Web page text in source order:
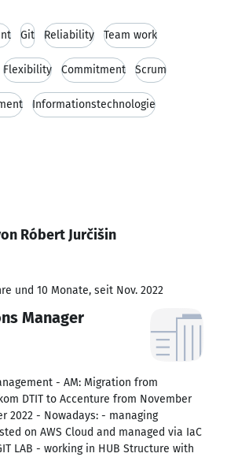
Git Reliability Team work
Flexibility Commitment Scrum
Informationstechnologie
Róbert Jurčišin
und 10 Monate, seit Nov. 2022
Manager
- AM: Migration from
DTIT to Accenture from November
2022 - Nowadays: - managing
on AWS Cloud and managed via IaC
LAB - working in HUB Structure with